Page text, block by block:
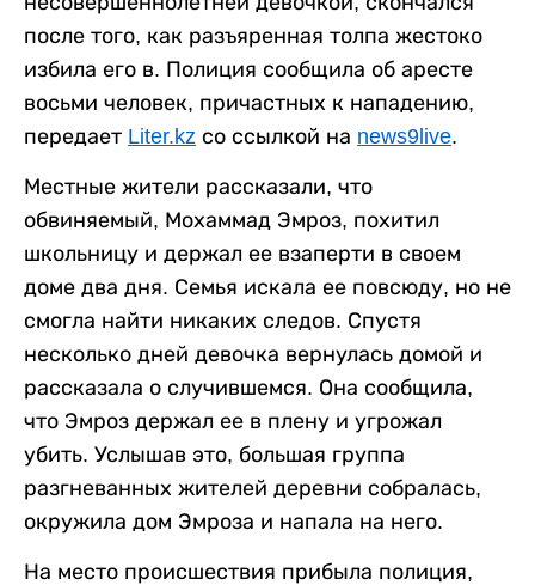
после того, как разъяренная толпа жестоко
избила его в. Полиция сообщила об аресте
восьми человек, причастных к нападению,
передает Liter.kz со ссылкой на news9live.
Местные жители рассказали, что
обвиняемый, Мохаммад Эмроз, похитил
школьницу и держал ее взаперти в своем
доме два дня. Семья искала ее повсюду, но не
смогла найти никаких следов. Спустя
несколько дней девочка вернулась домой и
рассказала о случившемся. Она сообщила,
что Эмроз держал ее в плену и угрожал
убить. Услышав это, большая группа
разгневанных жителей деревни собралась,
окружила дом Эмроза и напала на него.
На место происшествия прибыла полиция,